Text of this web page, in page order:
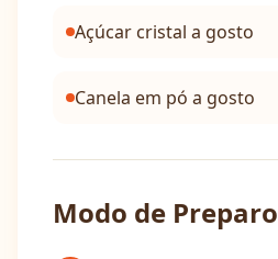
Açúcar cristal a gosto
Canela em pó a gosto
Modo de Preparo